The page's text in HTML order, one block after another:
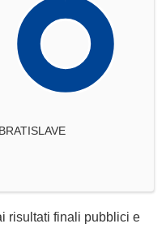
risultati finali pubblici e